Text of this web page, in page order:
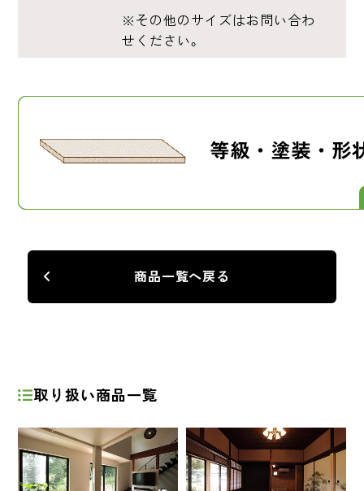
※その他のサイズはお問い合わ
せください。
商品一覧へ戻る
取り扱い商品一覧